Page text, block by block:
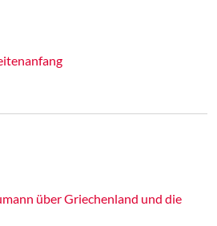
über Griechenland und die